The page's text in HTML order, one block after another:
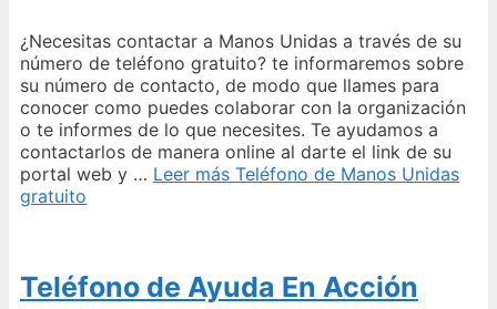
¿Necesitas contactar a Manos Unidas a través de su
número de teléfono gratuito? te informaremos sobre
su número de contacto, de modo que llames para
conocer como puedes colaborar con la organización
o te informes de lo que necesites. Te ayudamos a
contactarlos de manera online al darte el link de su
portal web y … Leer más Teléfono de Manos Unidas
gratuito
Teléfono de Ayuda En Acción